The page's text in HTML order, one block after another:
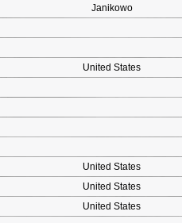
Janikowo
United States
United States
United States
United States